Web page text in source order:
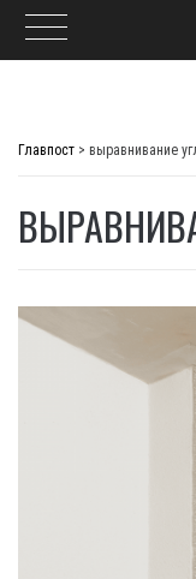
Главпост > выравнивание